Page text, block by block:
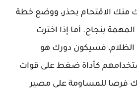
منك الاقتحام بحذر، ووضع خطة
بنجاح. أما إذا اخترت
فسيكون دورك هو
كأداة ضغط على قوات
فرصا للمساومة على مصير